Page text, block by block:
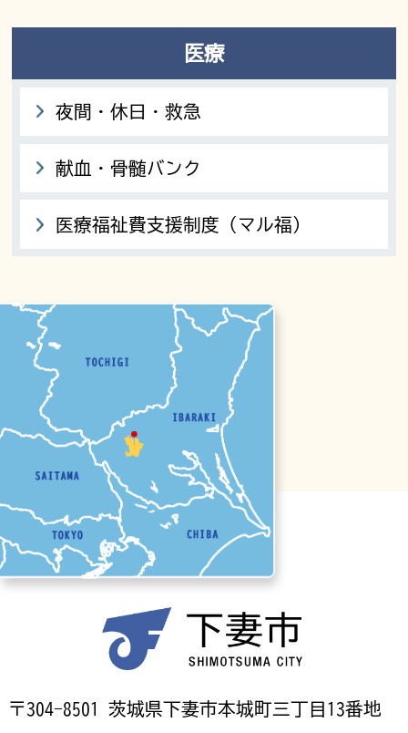
医療
夜間・休日・救急
献血・骨髄バンク
医療福祉費支援制度（マル福）
〒304-8501 茨城県下妻市本城町三丁目13番地